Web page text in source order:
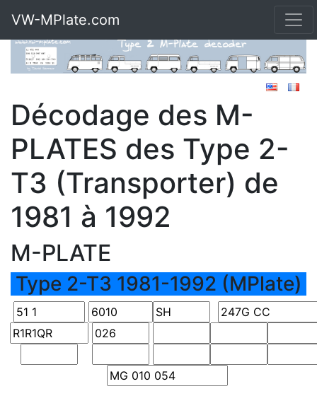
VW-MPlate.com
Décodage des M-
PLATES des Type 2-
T3 (Transporter) de
1981 à 1992
M-PLATE
Type 2-T3 1981-1992 (MPlate)